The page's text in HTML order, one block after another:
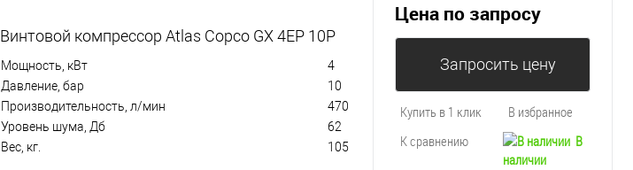
Винтовой компрессор Atlas Copco GX 4EP 10P
Мощность, кВт
4
Давление, бар
10
Производительность, л/мин
470
Уровень шума, Дб
62
Вес, кг.
105
Цена по запросу
Запросить цену
Купить в 1 клик
В избранное
К сравнению
В
наличии